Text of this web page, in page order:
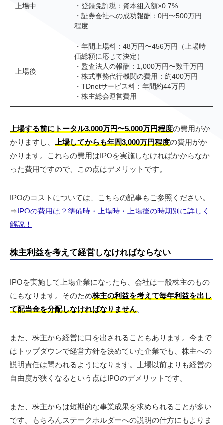
上場中
・登録免許税：資本組入額×0.7%
・証券会社への成功報酬：0円〜500万円
程度
上場後
・年間上場料：48万円〜456万円（上場時
価総額に応じて決定）
・監査法人の報酬：1,000万円〜数千万円
・株式事務代行機関の費用：約400万円
・TDnetサービス料：年間約44万円
・株主総会運営費用
上場する前にトータル3,000万円〜5,000万円程度の費用がか
かりますし、
上場してからも年間3,000万円程度の費用がか
かります。これらの費用はIPOを実施しなければかからなか
った費用ですので、この点はデメリットです。
IPOのコストについては、こちらの記事もご参照ください。
⇒IPOの費用は？準備時・上場時・上場後の時期別に詳しく
解説！
株主利益を考えて経営しなければならない
IPOを実施して上場企業になったら、会社は一般株主のもの
にもなります。そのため株主の利益を考えて毎年利益を出し
て配当金を分配しなければなりません。
また、株主から経営に口を出されることもあります。今まで
はトップダウンで経営方針を決めていた企業でも、株主への
説明責任は問われるようになります。上場以前よりも経営の
自由度が狭くなるという点はIPOのデメリットです。
また、株主からは短期的な事業成果を求められることが多い
です。もちろんステークホルダーへの説明の仕方にもよりま